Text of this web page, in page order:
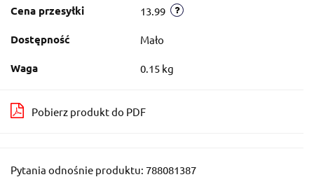
Cena przesyłki 13.99
Dostępność Mało
Waga 0.15 kg
Pobierz produkt do PDF
Pytania odnośnie produktu: 788081387